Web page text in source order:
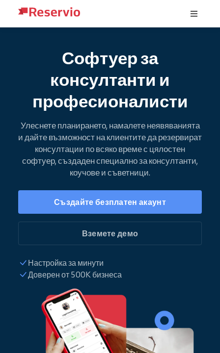
Софтуер за
консултанти и
професионалисти
Улеснете планирането, намалете неявяванията
и дайте възможност на клиентите да резервират
консултации по всяко време с цялостен
софтуер, създаден специално за консултанти,
коучове и съветници.
Създайте безплатен акаунт
Вземете демо
Настройка за минути
Доверен от 500K бизнеса